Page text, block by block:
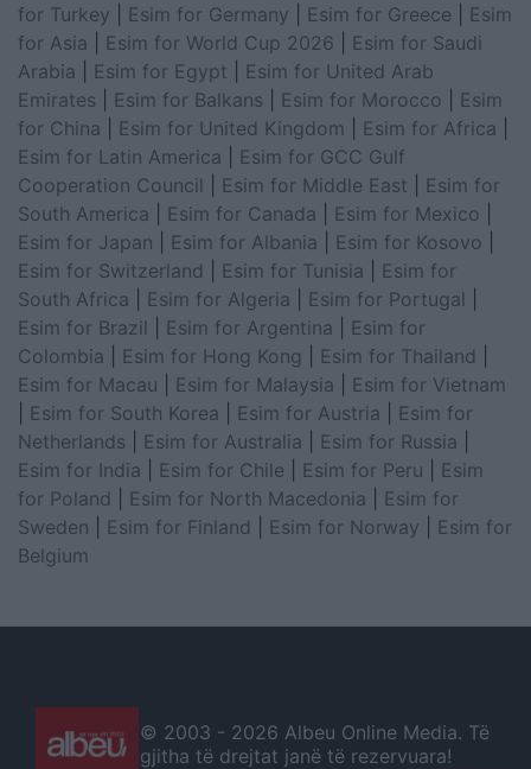
for Turkey
Esim for Germany Esim for Greece
Esim
for Asia
Esim for World Cup 2026
Esim for Saudi
Arabia
Esim for Egypt
Esim for United Arab
Emirates
Esim for Balkans Esim for Morocco
Esim
for China
Esim for United Kingdom Esim for Africa
Esim for Latin America
Esim for GCC Gulf
Cooperation Council
Esim for Middle East
Esim for
South America
Esim for Canada Esim for Mexico
Esim for Japan
Esim for Albania Esim for Kosovo
Esim for Switzerland
Esim for Tunisia
Esim for
South Africa
Esim for Algeria Esim for Portugal
Esim for Brazil
Esim for Argentina
Esim for
Colombia
Esim for Hong Kong Esim for Thailand
Esim for Macau
Esim for Malaysia
Esim for Vietnam
Esim for South Korea Esim for Austria
Esim for
Netherlands
Esim for Australia Esim for Russia
Esim for India
Esim for Chile Esim for Peru
Esim
for Poland
Esim for North Macedonia
Esim for
Sweden
Esim for Finland Esim for Norway
Esim for
Belgium
© 2003 - 2026 Albeu Online Media. Të
gjitha të drejtat janë të rezervuara!